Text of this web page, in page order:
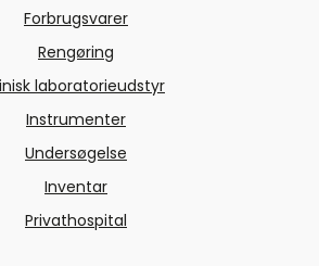
Forbrugsvarer
Rengøring
laboratorieudstyr
Instrumenter
Undersøgelse
Inventar
Privathospital